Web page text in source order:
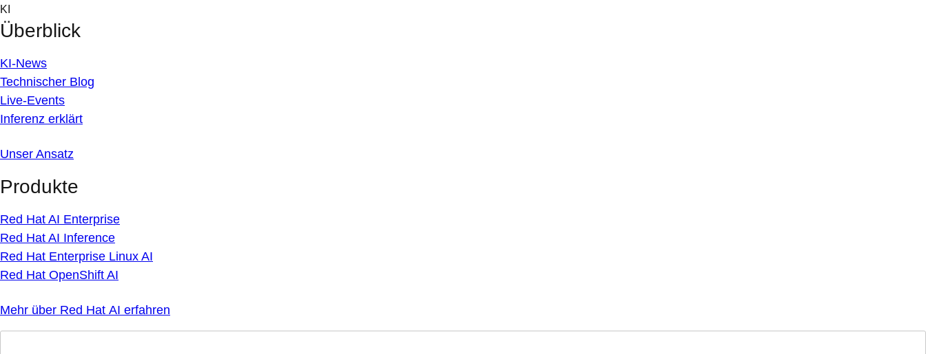
Skip
to
content
KI
Überblick
KI-News
Technischer Blog
Live-Events
Inferenz erklärt
Unser Ansatz
Produkte
Red Hat AI Enterprise
Red Hat AI Inference
Red Hat Enterprise Linux AI
Red Hat OpenShift AI
Mehr über Red Hat AI erfahren